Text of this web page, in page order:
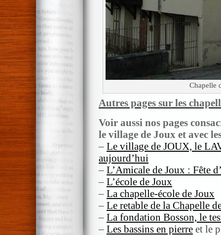
Chapelle
Autres pages sur les
Voir aussi nos pages
le village de Joux et avec
– Le village de JOUX, le
aujourd’hui
– L’Amicale de Joux : Fête
– L’école de Joux
– La chapelle-école de Joux
– Le retable de la Chapelle
– La fondation Bosson, le
– Les bassins en pierre et le